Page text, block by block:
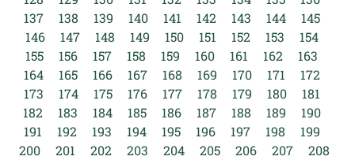
137
138 139 140 141 142 143 144
145
146
147 148 149 150 151 152 153
154
155
156 157 158 159 160 161 162
163
164
165 166 167 168 169 170 171
172
173
174 175 176 177 178 179 180
181
182
183 184 185 186 187 188 189
190
191
192 193 194 195 196 197 198
199
200
201 202 203 204 205 206 207
208